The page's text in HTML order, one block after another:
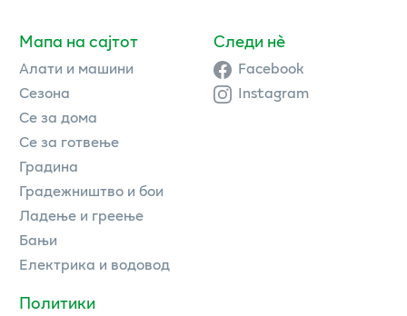
Мапа на сајтот
Алати и машини
Сезона
Се за дома
Се за готвење
Градина
Градежништво и бои
Ладење и греење
Бањи
Електрика и водовод
Политики
Следи нè
Facebook
Instagram